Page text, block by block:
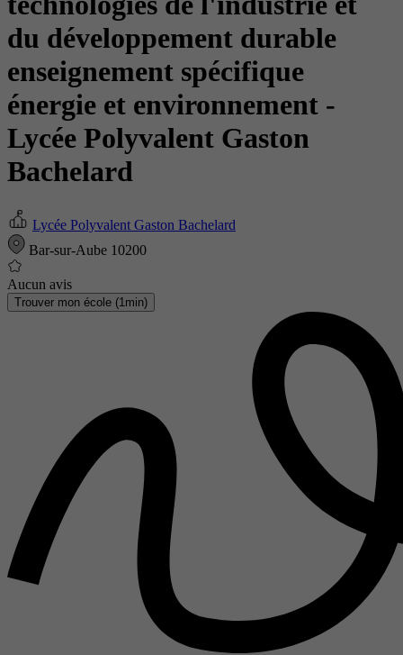
du développement durable
enseignement spécifique
énergie et environnement -
Lycée Polyvalent Gaston
Bachelard
Lycée Polyvalent Gaston Bachelard
Bar-sur-Aube 10200
Aucun avis
Trouver mon école (1min)